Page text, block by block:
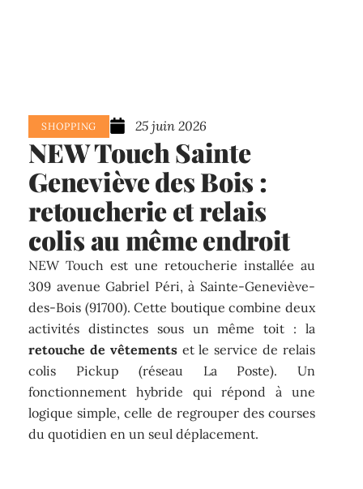
SHOPPING 25 juin 2026
NEW Touch Sainte
Geneviève des Bois :
retoucherie et relais
colis au même endroit
NEW Touch est une retoucherie installée au
309 avenue Gabriel Péri, à Sainte-Geneviève-
des-Bois (91700). Cette boutique combine deux
activités distinctes sous un même toit : la
retouche de vêtementset le service de relais
colis Pickup (réseau La Poste). Un
fonctionnement hybride qui répond à une
logique simple, celle de regrouper des courses
du quotidien en un seul déplacement.